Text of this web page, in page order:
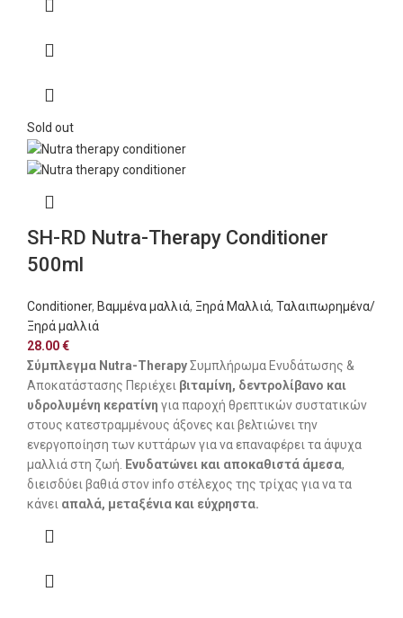
Sold out
SH-RD Nutra-Therapy Conditioner
500ml
Conditioner, Βαμμένα μαλλιά, Ξηρά Μαλλιά, Ταλαιπωρημένα/
Ξηρά μαλλιά
28.00€
Σύμπλεγμα Nutra-TherapyΣυμπλήρωμα Ενυδάτωσης &
Αποκατάστασης Περιέχει βιταμίνη, δεντρολίβανο και
υδρολυμένη κερατίνη για παροχή θρεπτικών συστατικών
στους κατεστραμμένους άξονες και βελτιώνει την
ενεργοποίηση των κυττάρων για να επαναφέρει τα άψυχα
μαλλιά στη ζωή.
Ενυδατώνει και αποκαθιστά άμεσα,
διεισδύει βαθιά στον info στέλεχος της τρίχας για να τα
κάνει απαλά, μεταξένια και εύχρηστα.